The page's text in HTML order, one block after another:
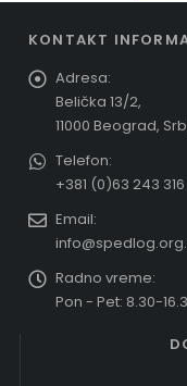
KONTAKT
Adresa:
Belička 13/2,
11000 Beograd,
Telefon:
+381 (0)63 243 316
Email:
Radno vreme:
Pon - Pet: 8.30-